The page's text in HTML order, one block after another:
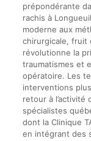
prépondérante
rachis à
moderne aux
chirurgicale, fruit
révolutionne la
traumatismes et
opératoire. Les
interventions
retour à
spécialistes
dont la Clinique
en intégrant des